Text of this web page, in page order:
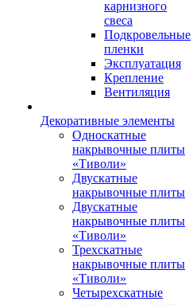
карнизного
свеса
Подкровельные
пленки
Эксплуатация
Крепление
Вентиляция
Декоративные элементы
Односкатные
накрывочные плиты
«Тиволи»
Двускатные
накрывочные плиты
Двускатные
накрывочные плиты
«Тиволи»
Трехскатные
накрывочные плиты
«Тиволи»
Четырехскатные